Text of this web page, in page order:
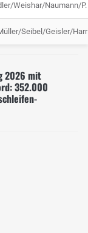
Weishar/Naumann/P.
Seibel/Geisler/
2026 mit
352.000